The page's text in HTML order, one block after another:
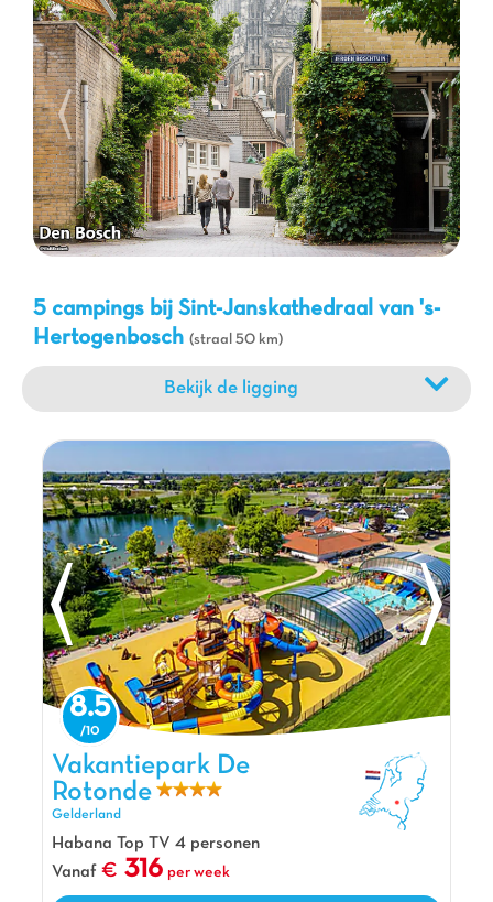
aan activiteiten om uw verblijf compleet te maken. Naast de
kathedraal kunt u de charmante straten van 's-Hertogenbosch,
de musea en de pittoreske grachten verkennen. Geniet van
fietstochten langs de rivieren of door de groene landschappen
van het Nederlandse platteland. Natuurliefhebbers kunnen de
omliggende natuurparken ontdekken, terwijl gezinnen de
nabijgelegen attractieparken en dierentuinen zullen
waarderen. Onze Capfun campings zijn het ideale startpunt
voor al uw avonturen, waardoor u de rijkdom van deze regio
kunt ontdekken terwijl u geniet van comfortabele
onvergetelijke vakantie
in Nederland met Capfun.
5 campings bij Sint-Janskathedraal van 's-
Hertogenbosch (straal 50 km)
Vakantiepark De Rotonde, Vakantiepark Gelderland
8.5
Vakantiepark De
Rotonde
Gelderland
Habana Top TV 4 personen
Vanaf
316 per week
Bekijk de ligging